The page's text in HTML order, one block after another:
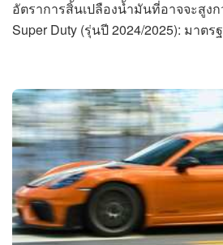
อัตราการสิ้นเปลืองน้ำมันที่อาจจะสูง
Super Duty (รุ่นปี 2024/2025): มาต